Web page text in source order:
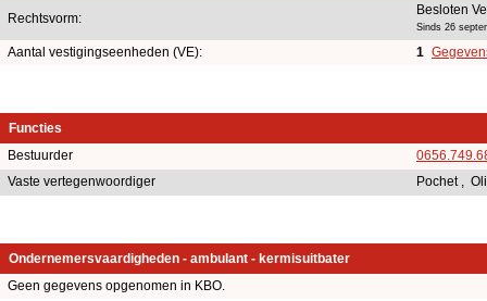
Rechtsvorm:
Besloten
Sinds 26
Aantal vestigingseenheden (VE): 1
Functies
Bestuurder
Vaste vertegenwoordiger
Pochet ,
Ondernemersvaardigheden - ambulant - kermisuitbater
Geen gegevens opgenomen in KBO.